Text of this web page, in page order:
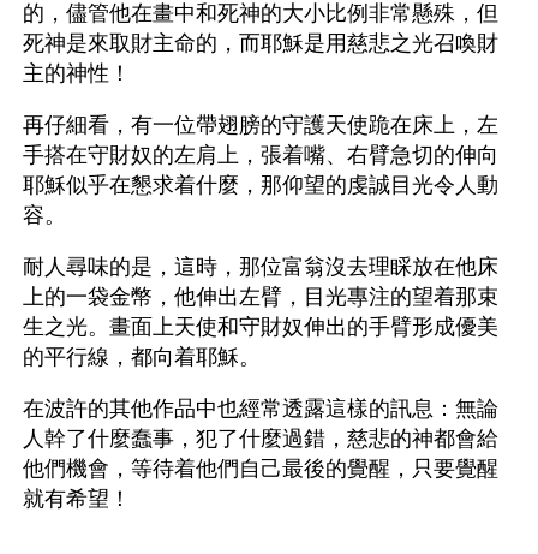
的，儘管他在畫中和死神的大小比例非常懸殊，但
死神是來取財主命的，而耶穌是用慈悲之光召喚財
主的神性！
再仔細看，有一位帶翅膀的守護天使跪在床上，左
手搭在守財奴的左肩上，張着嘴、右臂急切的伸向
耶穌似乎在懇求着什麼，那仰望的虔誠目光令人動
容。
耐人尋味的是，這時，那位富翁沒去理睬放在他床
上的一袋金幣，他伸出左臂，目光專注的望着那束
生之光。畫面上天使和守財奴伸出的手臂形成優美
的平行線，都向着耶穌。
在波許的其他作品中也經常透露這樣的訊息：無論
人幹了什麼蠢事，犯了什麼過錯，慈悲的神都會給
他們機會，等待着他們自己最後的覺醒，只要覺醒